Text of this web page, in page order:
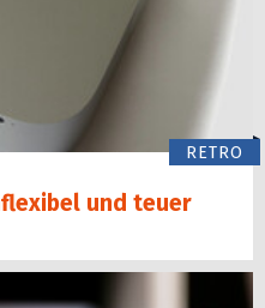
RETRO
und teuer